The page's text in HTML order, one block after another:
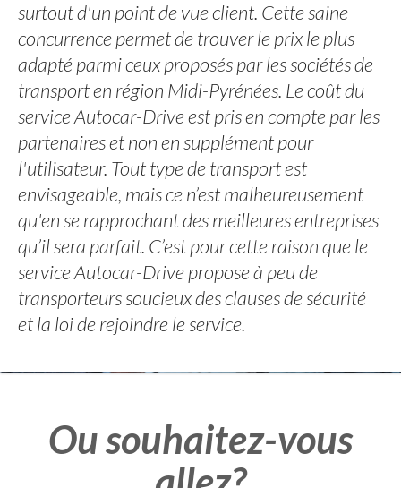
surtout d'un point de vue client. Cette saine
concurrence permet de trouver le prix le plus
adapté parmi ceux proposés par les sociétés de
transport en région Midi-Pyrénées. Le coût du
service Autocar-Drive est pris en compte par les
partenaires et non en supplément pour
l'utilisateur. Tout type de transport est
envisageable, mais ce n’est malheureusement
qu'en se rapprochant des meilleures entreprises
qu’il sera parfait. C’est pour cette raison que le
service Autocar-Drive propose à peu de
transporteurs soucieux des clauses de sécurité
et la loi de rejoindre le service.
Ou souhaitez-vous